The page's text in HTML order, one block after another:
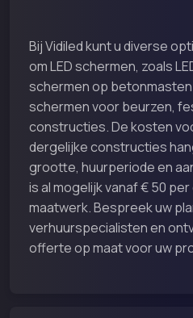
Bij Vidiled kunt u diverse
om LED schermen, zoals
schermen op
schermen voor beurzen,
constructies. De kosten
dergelijke constructies
grootte, huurperiode en
is al mogelijk vanaf € 50
maatwerk. Bespreek uw
verhuurspecialisten en
offerte op maat voor uw